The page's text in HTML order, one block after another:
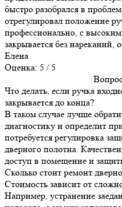
быстро разобрался в
отрегулировал положение
профессионально, с
закрывается без нареканий,
Елена
Оценка: 5 / 5
Что делать, если ручка
закрывается до конца?
В таком случае лучше
диагностику и определит
потребуется регулировка
дверного полотна.
доступ в помещение и
Сколько стоит ремонт
Стоимость зависит от
Например, устранение